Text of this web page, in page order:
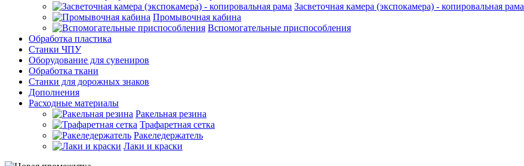
Засветочная камера (экспокамера) - копировальная рама
Промывочная кабина
Вспомогательные приспособления
Обработка пластика
Станки ЧПУ
Оборудование для сувениров
Обработка ткани
Станки для дорожных знаков
Дополнения
Расходные материалы
Ракельная резина
Трафаретная сетка
Ракеледержатель
Лаки и краски